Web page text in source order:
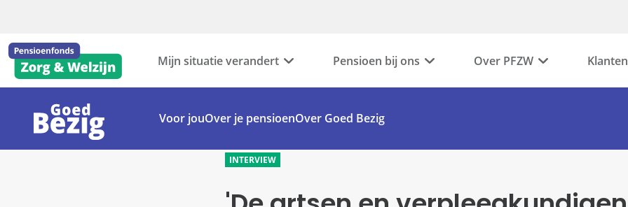
Mijn situatie verandert Pensioen bij ons Over PFZW
Voor jouOver je pensioenOver Goed Bezig
INTERVIEW